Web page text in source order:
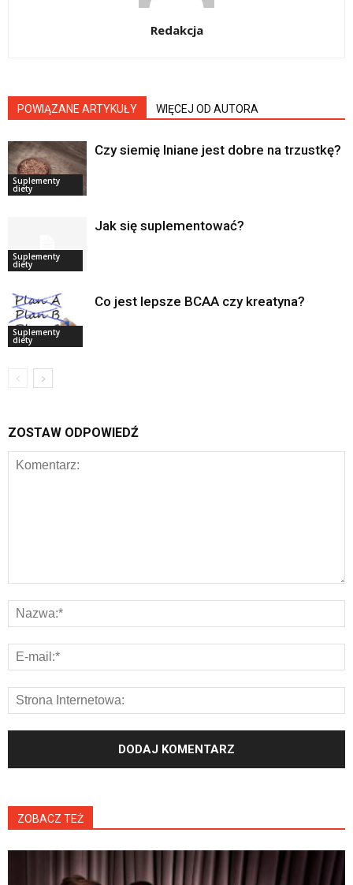
Redakcja
POWIĄZANE ARTYKUŁY WIĘCEJ OD AUTORA
Suplementy
diety
Czy siemię lniane jest dobre na trzustkę?
Suplementy
diety
Jak się suplementować?
Suplementy
diety
Co jest lepsze BCAA czy kreatyna?
ZOSTAW ODPOWIEDŹ
ZOBACZ TEŻ